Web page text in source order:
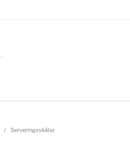
/ Serveringsskålar